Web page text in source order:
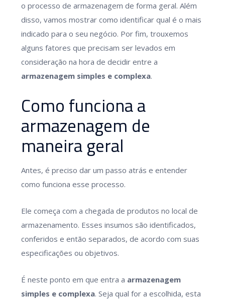
o processo de armazenagem de forma geral. Além
disso, vamos mostrar como identificar qual é o mais
indicado para o seu negócio. Por fim, trouxemos
alguns fatores que precisam ser levados em
consideração na hora de decidir entre a
armazenagem simples e complexa.
Como funciona a
armazenagem de
maneira geral
Antes, é preciso dar um passo atrás e entender
como funciona esse processo.
Ele começa com a chegada de produtos no local de
armazenamento. Esses insumos são identificados,
conferidos e então separados, de acordo com suas
especificações ou objetivos.
É neste ponto em que entra a armazenagem
simples e complexa. Seja qual for a escolhida, esta